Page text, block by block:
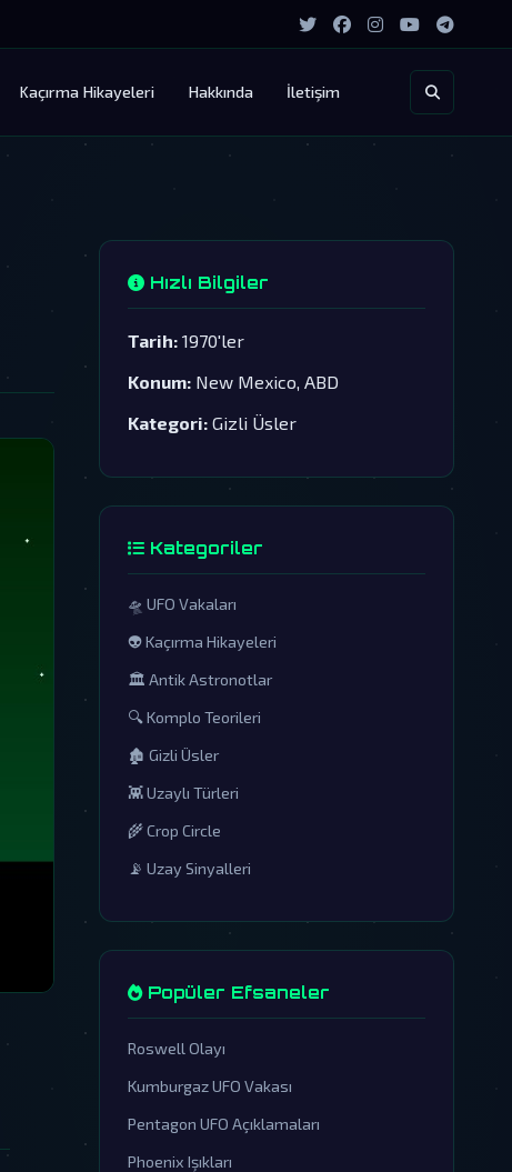
Kaçırma Hikayeleri Hakkında İletişim
Hızlı Bilgiler
Tarih: 1970'ler
Konum: New Mexico, ABD
Kategori: Gizli Üsler
Kategoriler
🛸 UFO Vakaları
👽 Kaçırma Hikayeleri
🏛️ Antik Astronotlar
🔍 Komplo Teorileri
🏚️ Gizli Üsler
👾 Uzaylı Türleri
🌾 Crop Circle
📡 Uzay Sinyalleri
Popüler Efsaneler
Roswell Olayı
Kumburgaz UFO Vakası
Pentagon UFO Açıklamaları
Phoenix Işıkları